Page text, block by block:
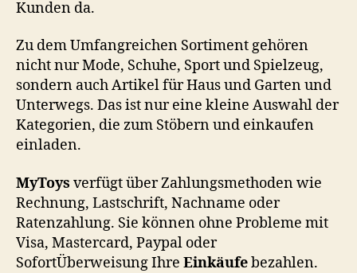
Kunden da.
Zu dem Umfangreichen Sortiment gehören
nicht nur Mode, Schuhe, Sport und Spielzeug,
sondern auch Artikel für Haus und Garten und
Unterwegs. Das ist nur eine kleine Auswahl der
Kategorien, die zum Stöbern und einkaufen
einladen.
MyToys verfügt über Zahlungsmethoden wie
Rechnung, Lastschrift, Nachname oder
Ratenzahlung. Sie können ohne Probleme mit
Visa, Mastercard, Paypal oder
SofortÜberweisung Ihre Einkäufebezahlen.